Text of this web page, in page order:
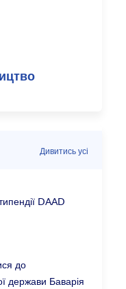
Дивитись усі
DAAD
до
держави Баварія